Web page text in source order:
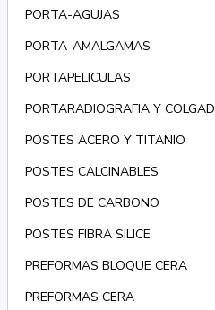
PORTA-AGUJAS
PORTA-AMALGAMAS
PORTAPELICULAS
PORTARADIOGRAFIA Y COLGAD
POSTES ACERO Y TITANIO
POSTES CALCINABLES
POSTES DE CARBONO
POSTES FIBRA SILICE
PREFORMAS BLOQUE CERA
PREFORMAS CERA